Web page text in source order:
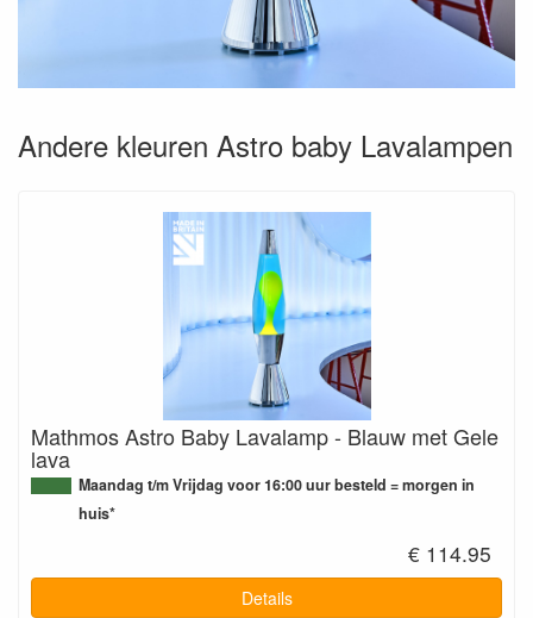
Andere kleuren Astro baby Lavalampen
Mathmos Astro Baby Lavalamp - Blauw met Gele
lava
Maandag t/m Vrijdag voor 16:00 uur besteld = morgen in
huis*
€ 114.95
Details